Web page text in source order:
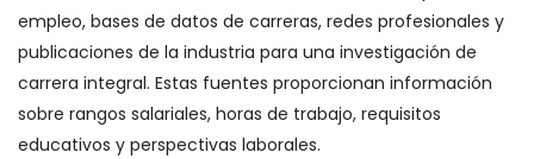
empleo, bases de datos de carreras, redes profesionales y
publicaciones de la industria para una investigación de
carrera integral. Estas fuentes proporcionan información
sobre rangos salariales, horas de trabajo, requisitos
educativos y perspectivas laborales.